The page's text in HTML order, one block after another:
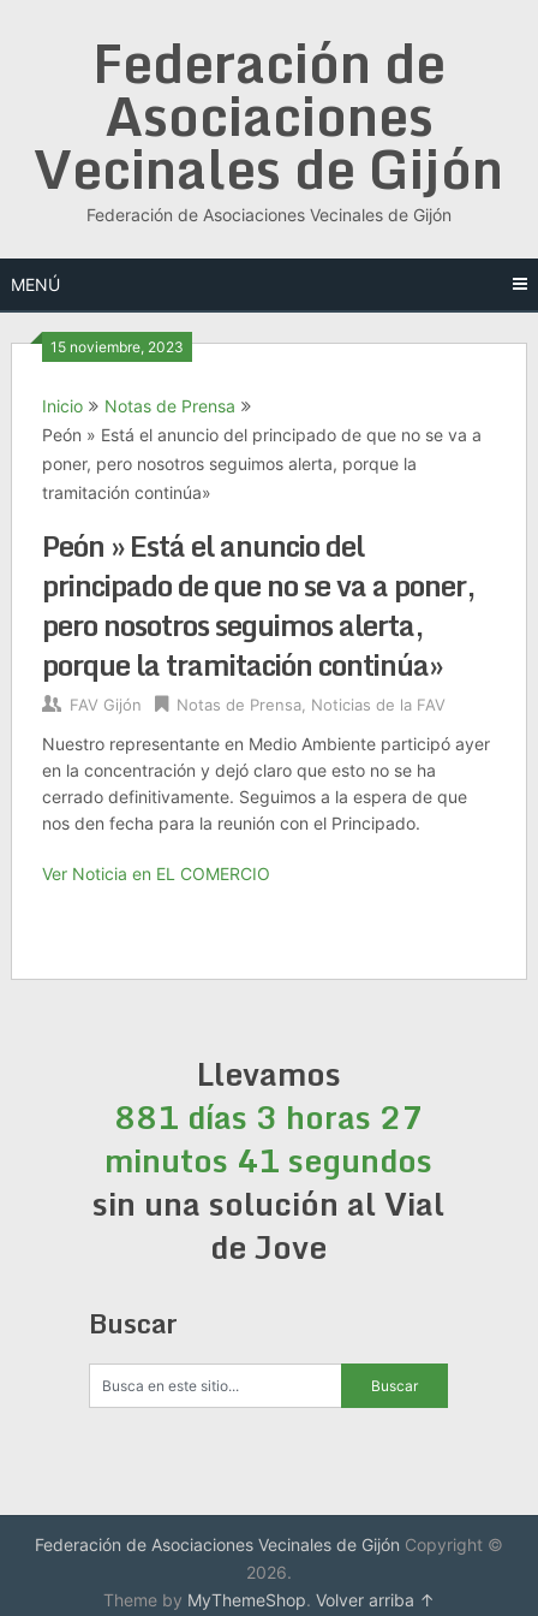
Federación de
Asociaciones
Vecinales de Gijón
Federación de Asociaciones Vecinales de Gijón
MENÚ
15 noviembre, 2023
Inicio
Notas de Prensa
Peón » Está el anuncio del principado de que no se va a
poner, pero nosotros seguimos alerta, porque la
tramitación continúa»
Peón » Está el anuncio del
principado de que no se va a poner,
pero nosotros seguimos alerta,
porque la tramitación continúa»
FAV Gijón Notas de Prensa, Noticias de la FAV
Nuestro representante en Medio Ambiente participó ayer
en la concentración y dejó claro que esto no se ha
cerrado definitivamente. Seguimos a la espera de que
nos den fecha para la reunión con el Principado.
Ver Noticia en EL COMERCIO
Llevamos
881 días 3 horas 27
minutos 41 segundos
sin una solución al Vial
de Jove
Buscar
Federación de Asociaciones Vecinales de Gijón Copyright ©
2026.
Theme by MyThemeShop. Volver arriba ↑